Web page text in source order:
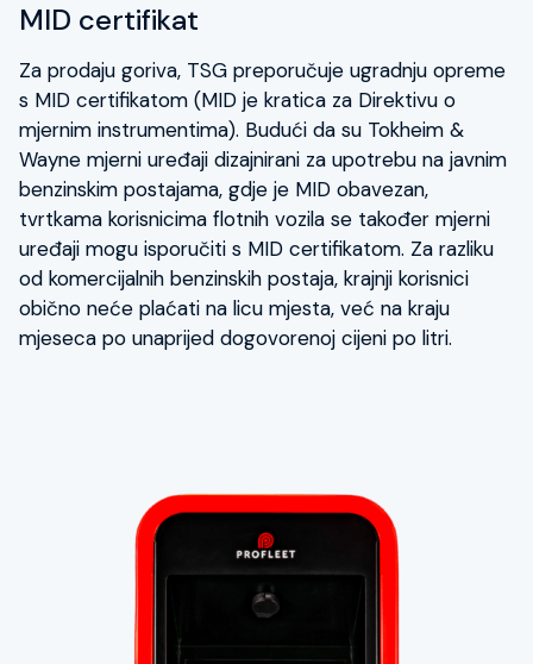
MID certifikat
Za prodaju goriva, TSG preporučuje ugradnju opreme
s MID certifikatom (MID je kratica za Direktivu o
mjernim instrumentima). Budući da su Tokheim &
Wayne mjerni uređaji dizajnirani za upotrebu na javnim
benzinskim postajama, gdje je MID obavezan,
tvrtkama korisnicima flotnih vozila se također mjerni
uređaji mogu isporučiti s MID certifikatom. Za razliku
od komercijalnih benzinskih postaja, krajnji korisnici
obično neće plaćati na licu mjesta, već na kraju
mjeseca po unaprijed dogovorenoj cijeni po litri.